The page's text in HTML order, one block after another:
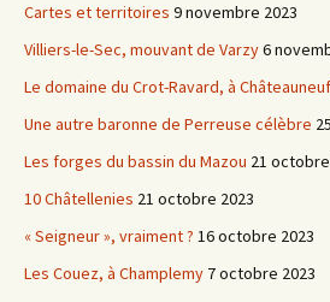
Cartes et territoires 9 novembre 2023
Villiers-le-Sec, mouvant de Varzy6
Le domaine du Crot-Ravard, à Châteauneuf
Une autre baronne de Perreuse célèbre
Les forges du bassin du Mazou 21
10 Châtellenies 21 octobre 2023
« Seigneur », vraiment ? 16 octobre 2023
Les Couez, à Champlemy 7 octobre 2023